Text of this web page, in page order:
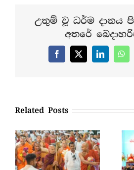
උතුම් වූ ධර්ම දානය
අතරේ
Facebook
X LinkedIn
Related Posts